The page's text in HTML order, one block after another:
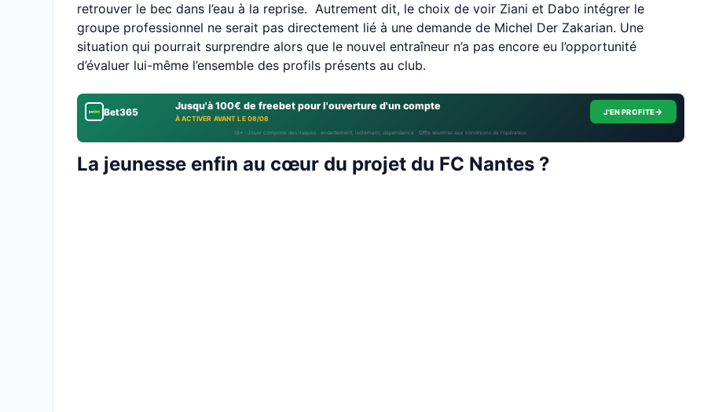
retrouver le bec dans l’eau à la reprise. Autrement dit, le choix de voir Ziani et Dabo intégrer le
groupe professionnel ne serait pas directement lié à une demande de Michel Der Zakarian. Une
situation qui pourrait surprendre alors que le nouvel entraîneur n’a pas encore eu l’opportunité
d’évaluer lui-même l’ensemble des profils présents au club.
Bet365 Jusqu'à 100€ de freebet pour l'ouverture d'un compte
À ACTIVER AVANT LE 08/08
J'EN PROFITE→
18+ · Jouer comporte des risques : endettement, isolement, dépendance · Offre soumise aux conditions de l’opérateur.
La jeunesse enfin au cœur du projet du FC Nantes ?